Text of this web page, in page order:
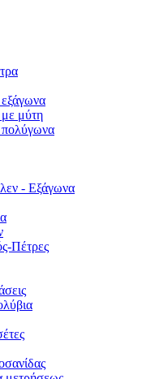
μύτη
- Εξάγωνα
Πέτρες